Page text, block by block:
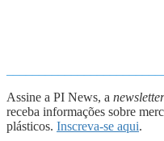
Assine a PI News, a newsletter
receba informações sobre
plásticos. Inscreva-se aqui.